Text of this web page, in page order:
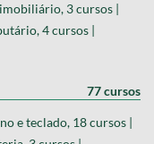
3 cursos |
4 cursos |
77 cursos
e teclado, 18 cursos |